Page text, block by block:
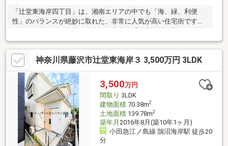
「辻堂東海岸四丁目」は、湘南エリアの中でも「海、緑、利便
性」のバランスが絶妙に取れた、非常に人気が高い住宅街です。
四丁目の南側は、湘南を代表する広大な「辻堂海浜公園」に隣接
しています。すぐに辻堂海岸（砂浜）に出られるため、サーフィ
ンやSUPなどのマリンスポーツが日常の一部になります。外にシ
ャワーがついた家や、サーフボード置き場を持つ住宅が多いのも
特徴です。また大部分が、建物の高さや用途が厳しく制限された
「第一種低層住居専用地域」に指定されています。高層マンショ
ンや派手な商業ビルがなく、2階建てを中心とした一戸建てがメイ
ンの落ち着いた住宅街です。
神奈川県藤沢市辻堂東海岸３ 3,500万円 3LDK
3,500万円
間取り 3LDK
建物面積70.38m2
土地面積139.78m2
築年月 2016年8月(築10年1ヶ月)
小田急江ノ島線 鵠沼海岸駅 徒歩20
分